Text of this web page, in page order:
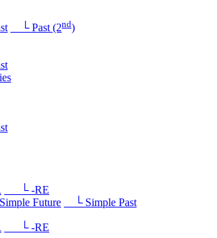
└ Past (2nd)
└ -RE
Future
└ Simple Past
└ -RE